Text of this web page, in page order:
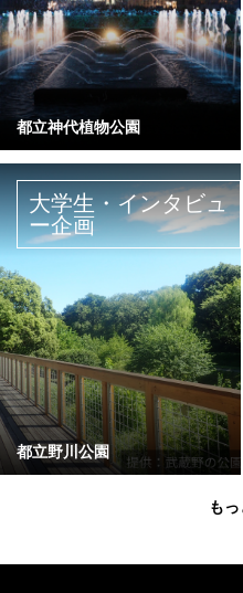
都立神代植物公園
大学生・インタビュ
ー企画
都立野川公園
も